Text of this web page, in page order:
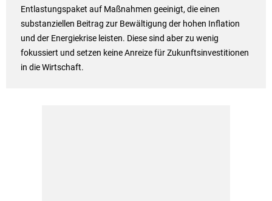
Entlastungspaket auf Maßnahmen geeinigt, die einen
substanziellen Beitrag zur Bewältigung der hohen Inflation
und der Energiekrise leisten. Diese sind aber zu wenig
fokussiert und setzen keine Anreize für Zukunftsinvestitionen
in die Wirtschaft.